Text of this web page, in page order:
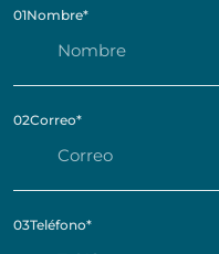
01Nombre*
02Correo*
03Teléfono*